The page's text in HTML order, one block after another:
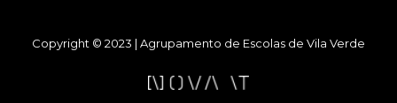
Copyright © 2023 | Agrupamento de Escolas de Vila Verde